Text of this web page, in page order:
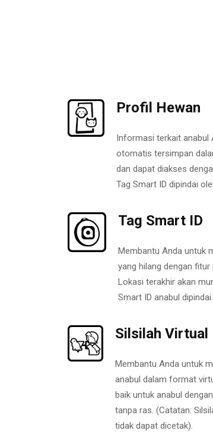
Profil Hewan
Informasi terkait anabul
otomatis tersimpan
dan dapat diakses
Tag Smart ID dipindai
Tag Smart ID
Membantu Anda untuk
yang hilang dengan fitur
Lokasi terakhir akan
Smart ID anabul dipindai.
Silsilah Virtual
Membantu Anda untuk
anabul dalam format
baik untuk anabul
tanpa ras. (Catatan:
tidak dapat dicetak).